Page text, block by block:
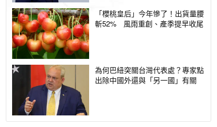
「櫻桃皇后」今年慘了！出貨量腰
斬52% 風雨重創、產季提早收尾
為何巴紐突關台灣代表處？專家點
出除中國外還與「另一國」有關